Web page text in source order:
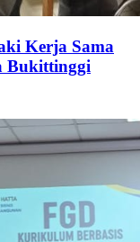
Kerja Sama
Bukittinggi